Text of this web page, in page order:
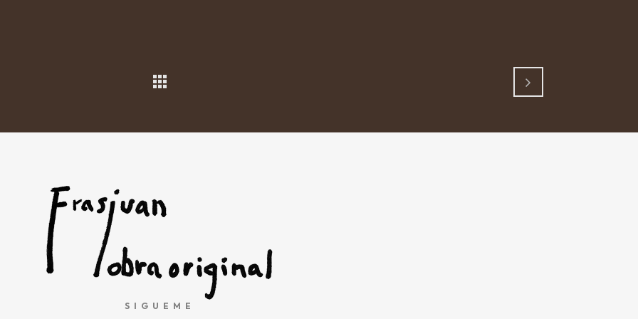
SIGUEME